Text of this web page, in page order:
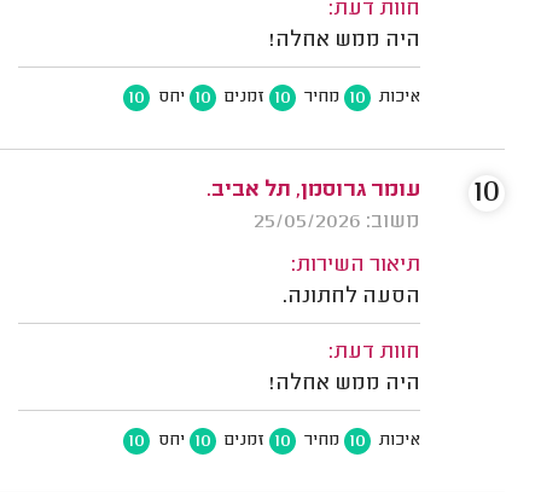
חוות דעת:
היה ממש אחלה!
איכות 10 מחיר 10 זמנים 10 יחס 10
עומר גרוסמן, תל אביב.
משוב: 25/05/2026
תיאור השירות:
הסעה לחתונה.
חוות דעת:
היה ממש אחלה!
איכות 10 מחיר 10 זמנים 10 יחס 10
10